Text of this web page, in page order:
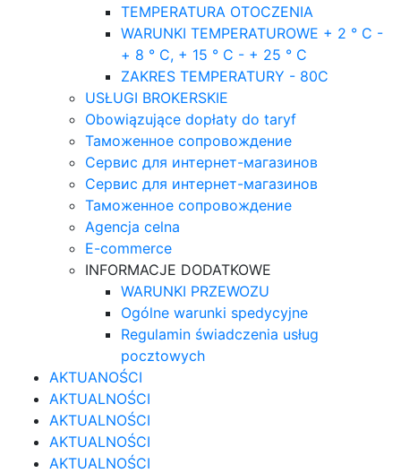
TEMPERATURA OTOCZENIA
WARUNKI TEMPERATUROWE + 2 ° C -
+ 8 ° C, + 15 ° C - + 25 ° C
ZAKRES TEMPERATURY - 80C
USŁUGI BROKERSKIE
Obowiązujące dopłaty do taryf
Таможенное сопровождение
Сервис для интернет-магазинов
Сервис для интернет-магазинов
Таможенное сопровождение
Agencja celna
E-commerce
INFORMACJE DODATKOWE
WARUNKI PRZEWOZU
Ogólne warunki spedycyjne
Regulamin świadczenia usług
pocztowych
AKTUANOŚCI
AKTUALNOŚCI
AKTUALNOŚCI
AKTUALNOŚCI
AKTUALNOŚCI